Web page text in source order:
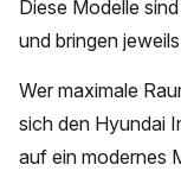
Diese Modelle
und bringen
Wer maximale
sich den Hyundai
auf ein modernes